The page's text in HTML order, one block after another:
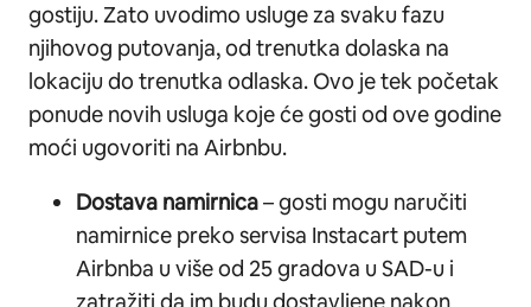
gostiju. Zato uvodimo usluge za svaku fazu
njihovog putovanja, od trenutka dolaska na
lokaciju do trenutka odlaska. Ovo je tek početak
ponude novih usluga koje će gosti od ove godine
moći ugovoriti na Airbnbu.
Dostava namirnica– gosti mogu naručiti
namirnice preko servisa Instacart putem
Airbnba u više od 25 gradova u SAD-u i